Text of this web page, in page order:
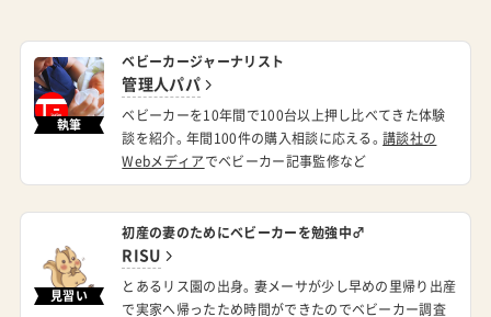
執筆
ベビーカージャーナリスト
管理人パパ
ベビーカーを10年間で100台以上押し比べてきた体験
談を紹介。年間100件の購入相談に応える。講談社の
Webメディア でベビーカー記事監修など
見習い
初産の妻のためにベビーカーを勉強中♂
RISU
とあるリス園の出身。妻メーサが少し早めの里帰り出産
で実家へ帰ったため時間ができたのでベビーカー調査